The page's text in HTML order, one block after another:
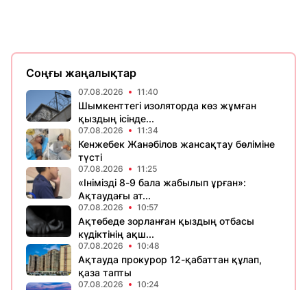
Соңғы жаңалықтар
07.08.2026 11:40
Шымкенттегі изоляторда көз жұмған
қыздың ісінде...
07.08.2026 11:34
Кенжебек Жанәбілов жансақтау бөліміне
түсті
07.08.2026 11:25
«Інімізді 8-9 бала жабылып ұрған»:
Ақтаудағы ат...
07.08.2026 10:57
Ақтөбеде зорланған қыздың отбасы
күдіктінің ақш...
07.08.2026 10:48
Ақтауда прокурор 12-қабаттан құлап,
қаза тапты
07.08.2026 10:24